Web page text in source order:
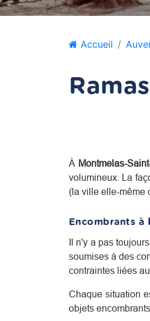
Accueil
À Montmelas-
volumineux. La
(la ville elle-même
Encombrants à
Il n'y a pas
soumises à des
contraintes liées
Chaque situation
objets encombrants.